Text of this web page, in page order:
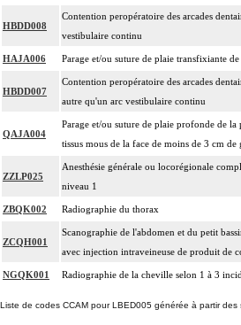
HBDD008
Contention peropératoire des arcades
vestibulaire continu
HAJA006 Parage et/ou suture de plaie transfixiante
HBDD007
Contention peropératoire des arcades
autre qu'un arc vestibulaire continu
QAJA004
Parage et/ou suture de plaie profonde de la
tissus mous de la face de moins de 3 cm de
ZZLP025
Anesthésie générale ou locorégionale
niveau 1
ZBQK002 Radiographie du thorax
ZCQH001
Scanographie de l'abdomen et du petit
avec injection intraveineuse de produit de
NGQK001 Radiographie de la cheville selon 1 à 3
Liste de codes CCAM pour LBED005 générée à partir